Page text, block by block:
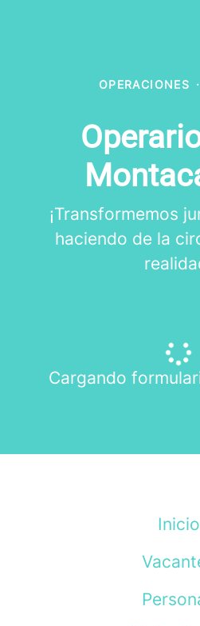
OPERACIONES ·
¡Transformemos
haciendo de la
Cargando
Inicio